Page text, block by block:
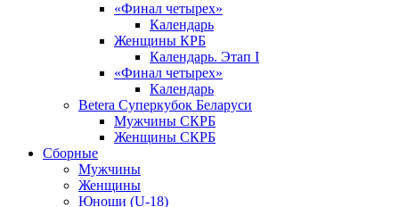
«Финал четырех»
Календарь
Женщины КРБ
Календарь. Этап I
«Финал четырех»
Календарь
Betera Суперкубок Беларуси
Мужчины СКРБ
Женщины СКРБ
Сборные
Мужчины
Женщины
Юноши (U-18)